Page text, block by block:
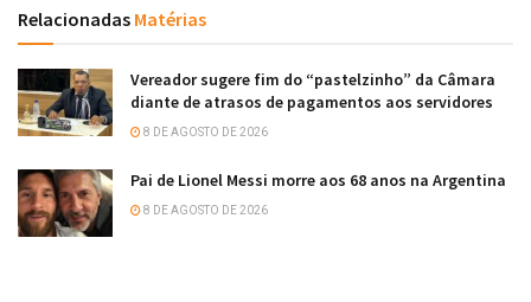
Relacionadas Matérias
Vereador sugere fim do “pastelzinho” da Câmara
diante de atrasos de pagamentos aos servidores
8 DE AGOSTO DE 2026
Pai de Lionel Messi morre aos 68 anos na Argentina
8 DE AGOSTO DE 2026